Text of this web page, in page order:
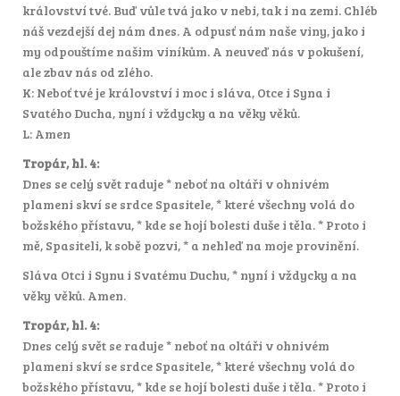
království tvé. Buď vůle tvá jako v nebi, tak i na zemi. Chléb
náš vezdejší dej nám dnes. A odpusť nám naše viny, jako i
my odpouštíme našim viníkům. A neuveď nás v pokušení,
ale zbav nás od zlého.
K: Neboť tvé je království i moc i sláva, Otce i Syna i
Svatého Ducha, nyní i vždycky a na věky věků.
L: Amen
Tropár, hl. 4:
Dnes se celý svět raduje * neboť na oltáři v ohnivém
plameni skví se srdce Spasitele, * které všechny volá do
božského přístavu, * kde se hojí bolesti duše i těla. * Proto i
mě, Spasiteli, k sobě pozvi, * a nehleď na moje provinění.
Sláva Otci i Synu i Svatému Duchu, * nyní i vždycky a na
věky věků. Amen.
Tropár, hl. 4:
Dnes celý svět se raduje * neboť na oltáři v ohnivém
plameni skví se srdce Spasitele, * které všechny volá do
božského přístavu, * kde se hojí bolesti duše i těla. * Proto i